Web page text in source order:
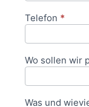
Telefon *
Wo sollen wir
Was und